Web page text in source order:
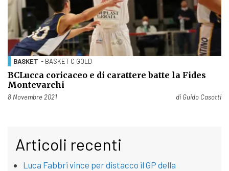
BASKET - BASKET C GOLD
BCLucca coricaceo e di carattere batte la Fides
Montevarchi
Pubblicato il
8 Novembre 2021 di Guido Casotti
Articoli recenti
Luca Fabbri vince per distacco il GP della